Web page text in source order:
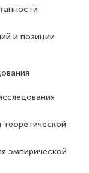
и позиции
эмпирической